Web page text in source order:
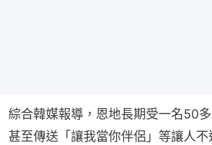
綜合韓媒報導，恩地長期受一名50多
甚至傳送「讓我當你伴侶」等讓人不